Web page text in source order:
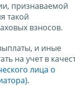
признаваемой
такой
взносов.
и иные
на учет в
лица о
.